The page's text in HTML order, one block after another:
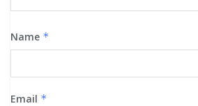
Name *
Email *